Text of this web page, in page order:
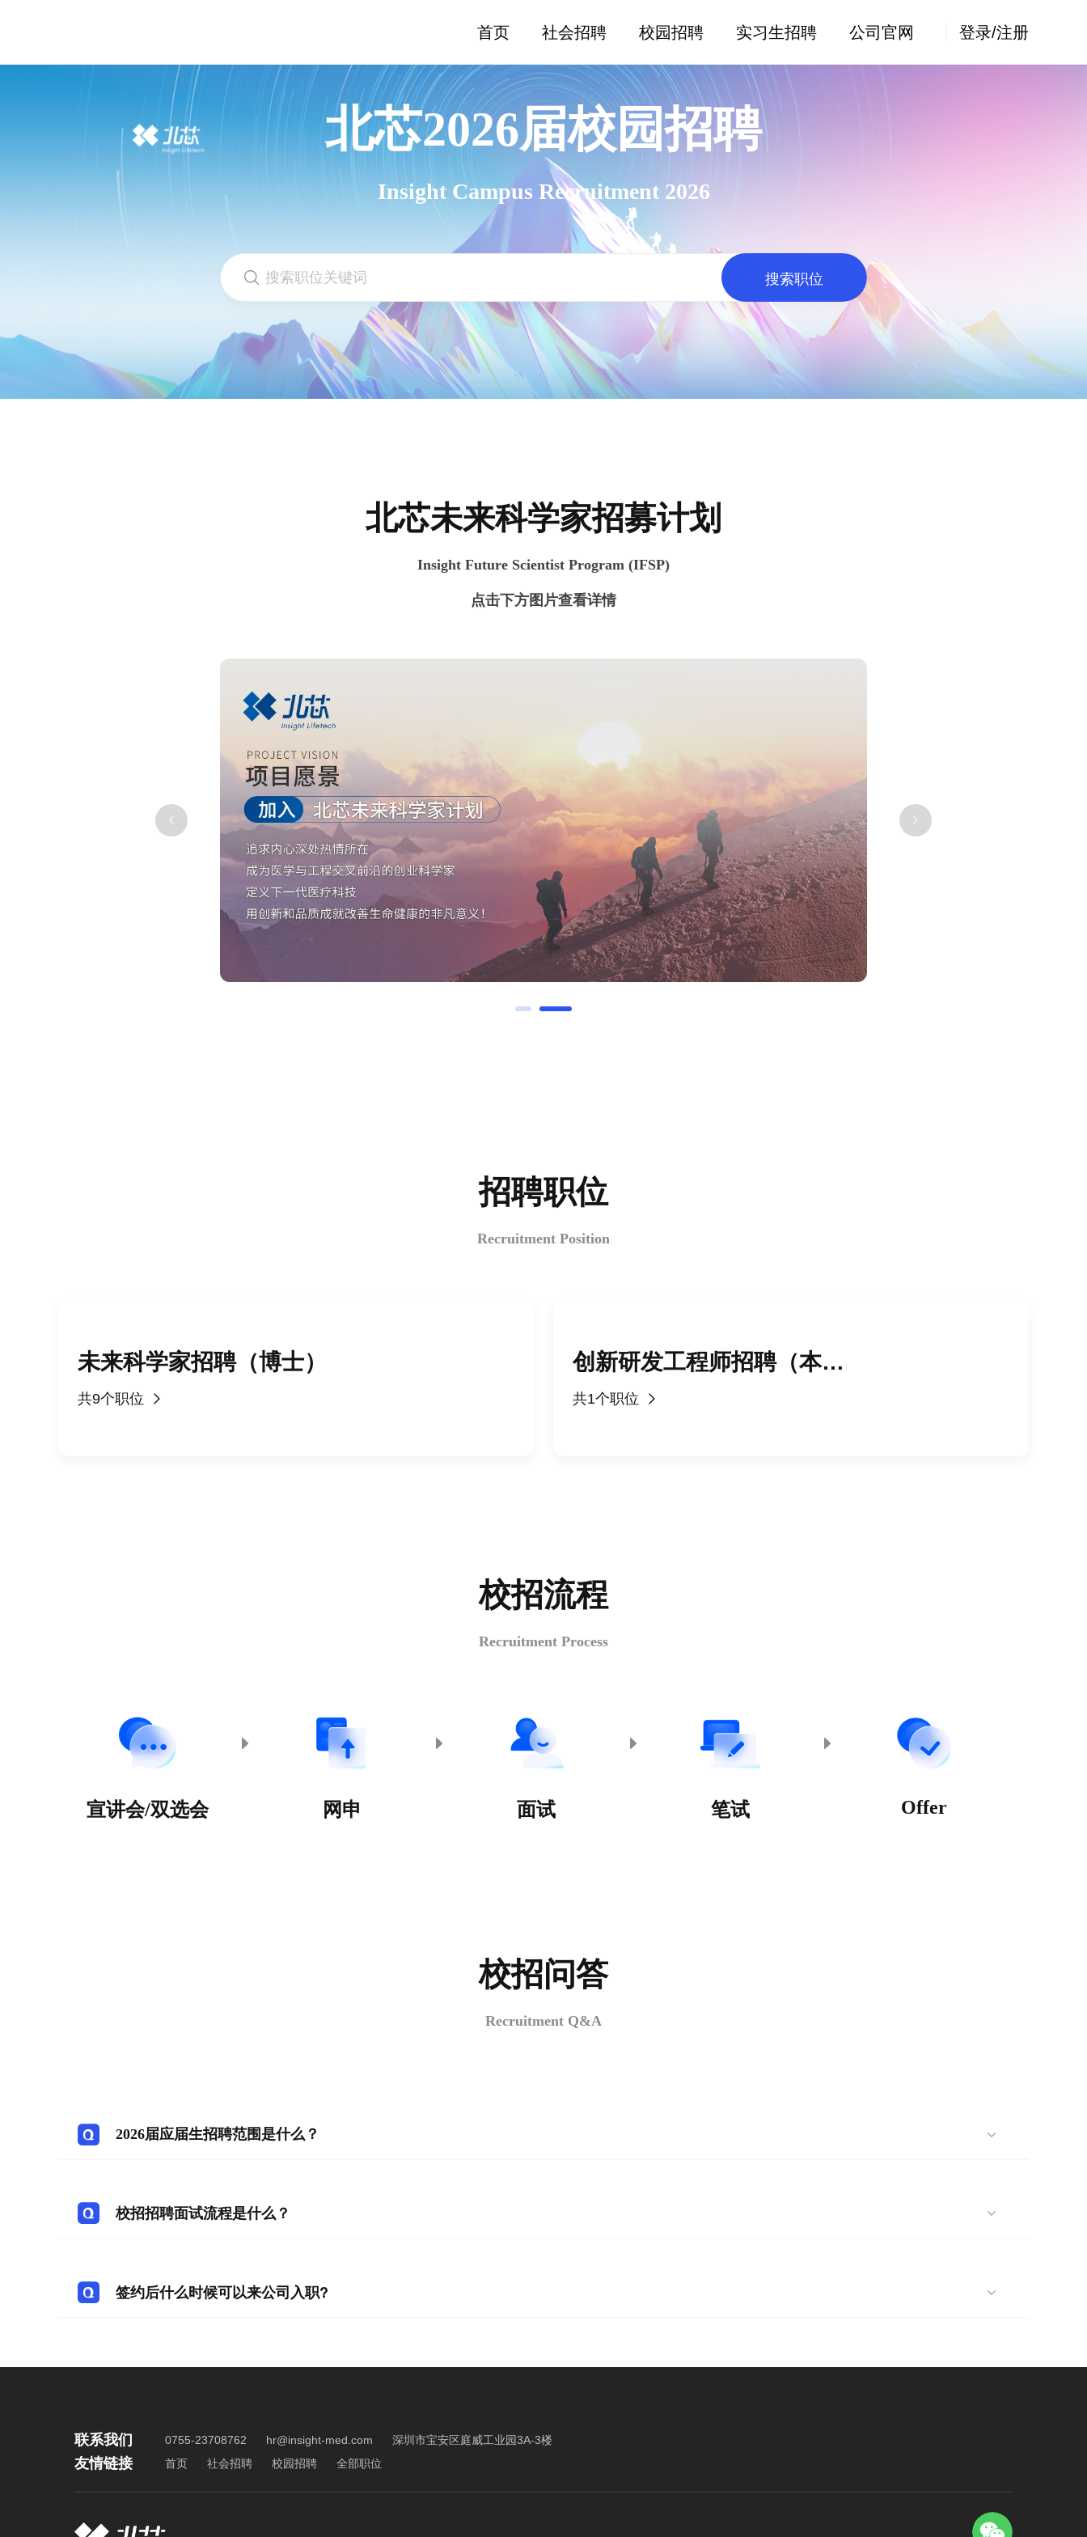
首页 社会招聘 校园招聘 实习生招聘 公司官网 登录/注册
北芯2026届校园招聘
Insight Campus Recruitment 2026
搜索职位
北芯未来科学家招募计划
Insight Future Scientist Program (IFSP)
点击下方图片查看详情
招聘职位
Recruitment Position
未来科学家招聘（博士）
共9个职位
创新研发工程师招聘（本硕）
共1个职位
校招流程
Recruitment Process
宣讲会/双选会 网申 面试 笔试 Offer
校招问答
Recruitment Q&A
2026届应届生招聘范围是什么？
校招招聘面试流程是什么？
签约后什么时候可以来公司入职?
联系我们 0755-23708762 hr@insight-med.com 深圳市宝安区庭威工业园3A-3楼
友情链接 首页 社会招聘 校园招聘 全部职位